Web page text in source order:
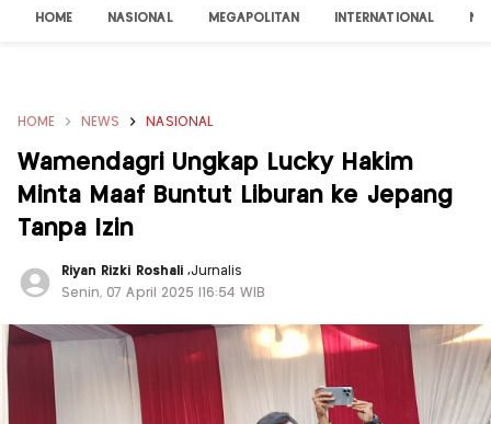
HOME NASIONAL MEGAPOLITAN INTERNATIONAL
HOME NEWS NASIONAL
Wamendagri Ungkap Lucky Hakim
Minta Maaf Buntut Liburan ke Jepang
Tanpa Izin
Riyan Rizki Roshali ,Jurnalis
Senin, 07 April 2025 |16:54 WIB